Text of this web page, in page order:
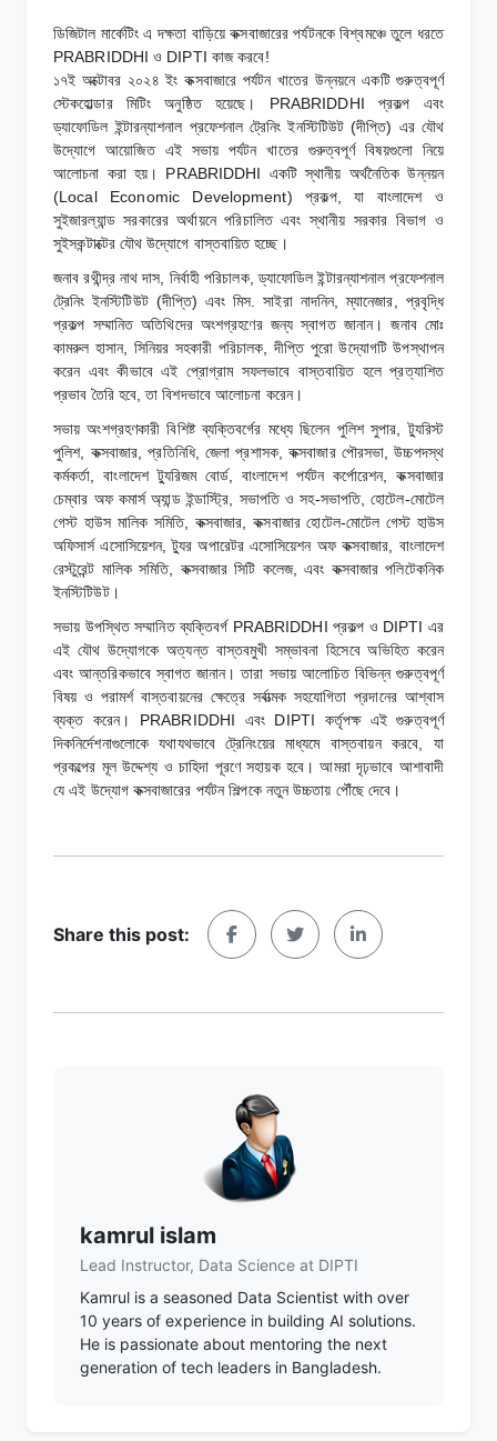
ডিজিটাল মার্কেটিং এ দক্ষতা বাড়িয়ে কক্সবাজারের পর্যটনকে বিশ্বমঞ্চে তুলে ধরতে
PRABRIDDHI ও DIPTI কাজ করবে!
১৭ই অক্টোবর ২০২৪ ইং কক্সবাজারে পর্যটন খাতের উন্নয়নে একটি গুরুত্বপূর্ণ
স্টেকহোল্ডার মিটিং অনুষ্ঠিত হয়েছে। PRABRIDDHI প্রকল্প এবং
ড্যাফোডিল ইন্টারন্যাশনাল প্রফেশনাল ট্রেনিং ইনস্টিটিউট (দীপ্তি) এর যৌথ
উদ্যোগে আয়োজিত এই সভায় পর্যটন খাতের গুরুত্বপূর্ণ বিষয়গুলো নিয়ে
আলোচনা করা হয়। PRABRIDDHI একটি স্থানীয় অর্থনৈতিক উন্নয়ন
(Local Economic Development) প্রকল্প, যা বাংলাদেশ ও
সুইজারল্যান্ড সরকারের অর্থায়নে পরিচালিত এবং স্থানীয় সরকার বিভাগ ও
সুইসকন্টাক্টের যৌথ উদ্যোগে বাস্তবায়িত হচ্ছে।
জনাব রথীন্দ্র নাথ দাস, নির্বাহী পরিচালক, ড্যাফোডিল ইন্টারন্যাশনাল প্রফেশনাল
ট্রেনিং ইনস্টিটিউট (দীপ্তি) এবং মিস. সাইরা নাদনিন, ম্যানেজার, প্রবৃদ্ধি
প্রকল্প সম্মানিত অতিথিদের অংশগ্রহণের জন্য স্বাগত জানান। জনাব মোঃ
কামরুল হাসান, সিনিয়র সহকারী পরিচালক, দীপ্তি পুরো উদ্যোগটি উপস্থাপন
করেন এবং কীভাবে এই প্রোগ্রাম সফলভাবে বাস্তবায়িত হলে প্রত্যাশিত
প্রভাব তৈরি হবে, তা বিশদভাবে আলোচনা করেন।
সভায় অংশগ্রহণকারী বিশিষ্ট ব্যক্তিবর্গের মধ্যে ছিলেন পুলিশ সুপার, ট্যুরিস্ট
পুলিশ, কক্সবাজার, প্রতিনিধি, জেলা প্রশাসক, কক্সবাজার পৌরসভা, উচ্চপদস্থ
কর্মকর্তা, বাংলাদেশ ট্যুরিজম বোর্ড, বাংলাদেশ পর্যটন কর্পোরেশন, কক্সবাজার
চেম্বার অফ কমার্স অ্যান্ড ইন্ডাস্ট্রি, সভাপতি ও সহ-সভাপতি, হোটেল-মোটেল
গেস্ট হাউস মালিক সমিতি, কক্সবাজার, কক্সবাজার হোটেল-মোটেল গেস্ট হাউস
অফিসার্স এসোসিয়েশন, ট্যুর অপারেটর এসোসিয়েশন অফ কক্সবাজার, বাংলাদেশ
রেস্টুরেন্ট মালিক সমিতি, কক্সবাজার সিটি কলেজ, এবং কক্সবাজার পলিটেকনিক
ইনস্টিটিউট।
সভায় উপস্থিত সম্মানিত ব্যক্তিবর্গ PRABRIDDHI প্রকল্প ও DIPTI এর
এই যৌথ উদ্যোগকে অত্যন্ত বাস্তবমুখী সম্ভাবনা হিসেবে অভিহিত করেন
এবং আন্তরিকভাবে স্বাগত জানান। তারা সভায় আলোচিত বিভিন্ন গুরুত্বপূর্ণ
বিষয় ও পরামর্শ বাস্তবায়নের ক্ষেত্রে সর্বাত্মক সহযোগিতা প্রদানের আশ্বাস
ব্যক্ত করেন। PRABRIDDHI এবং DIPTI কর্তৃপক্ষ এই গুরুত্বপূর্ণ
দিকনির্দেশনাগুলোকে যথাযথভাবে ট্রেনিংয়ের মাধ্যমে বাস্তবায়ন করবে, যা
প্রকল্পের মূল উদ্দেশ্য ও চাহিদা পূরণে সহায়ক হবে। আমরা দৃঢ়ভাবে আশাবাদী
যে এই উদ্যোগ কক্সবাজারের পর্যটন শিল্পকে নতুন উচ্চতায় পৌঁছে দেবে।
Share this post:
kamrul islam
Lead Instructor, Data Science at DIPTI
Kamrul is a seasoned Data Scientist with over
10 years of experience in building AI solutions.
He is passionate about mentoring the next
generation of tech leaders in Bangladesh.